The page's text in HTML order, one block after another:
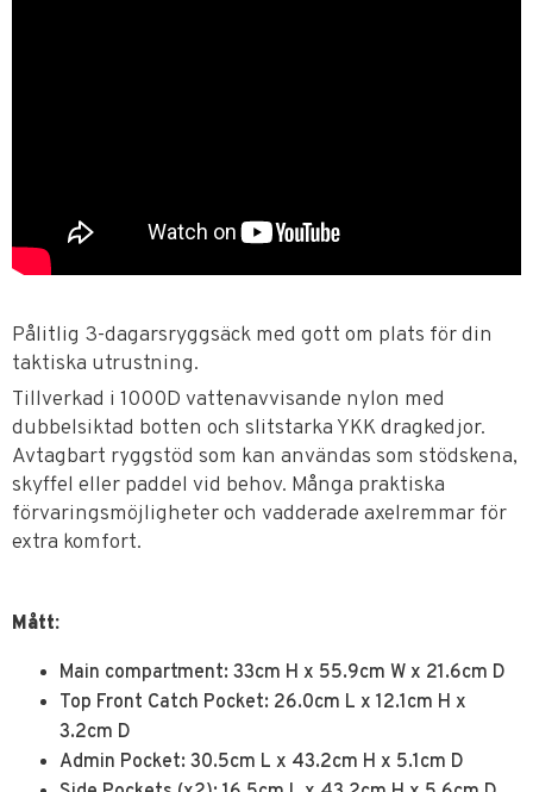
Pålitlig 3-dagarsryggsäck med gott om plats för din
taktiska utrustning.
Tillverkad i 1000D vattenavvisande nylon med
dubbelsiktad botten och slitstarka YKK dragkedjor.
Avtagbart ryggstöd som kan användas som stödskena,
skyffel eller paddel vid behov. Många praktiska
förvaringsmöjligheter och vadderade axelremmar för
extra komfort.
Mått:
Main compartment: 33cm H x 55.9cm W x 21.6cm D
Top Front Catch Pocket: 26.0cm L x 12.1cm H x
3.2cm D
Admin Pocket: 30.5cm L x 43.2cm H x 5.1cm D